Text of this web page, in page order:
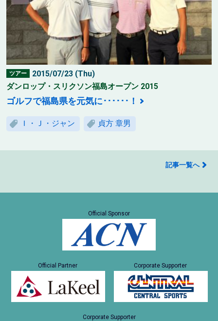
ツアー
2015/07/23 (Thu)
ダンロップ・スリクソン福島オープン 2015
ゴルフで福島県を元気に･･････！
Ｉ・Ｊ・ジャン 貞方 章男
記事一覧へ
Official Sponsor
Official Partner Corporate Supporter
Corporate Supporter